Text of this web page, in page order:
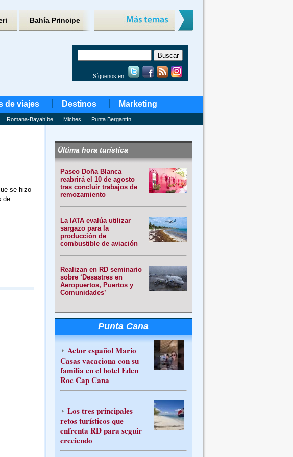
Bahía Principe
Síguenos en:
de viajes Destinos Marketing
Romana-Bayahíbe Miches Punta Bergantín
se hizo
de
Última hora turística
Paseo Doña Blanca
reabrirá el 10 de agosto
tras concluir trabajos de
remozamiento
La IATA evalúa utilizar
sargazo para la
producción de
combustible de aviación
Realizan en RD seminario
sobre ‘Desastres en
Aeropuertos, Puertos y
Comunidades’
Punta Cana
Actor español Mario
Casas vacaciona con su
familia en el hotel Eden
Roc Cap Cana
Los tres principales
retos turísticos que
enfrenta RD para seguir
creciendo